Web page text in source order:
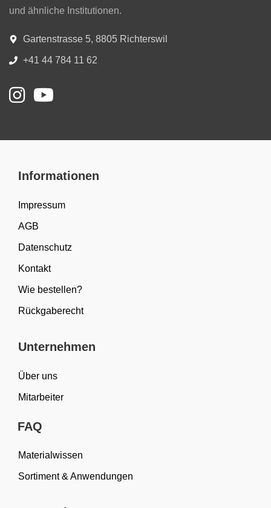
und ähnliche Institutionen.
Gartenstrasse 5, 8805 Richterswil
+41 44 784 11 62
Informationen
Impressum
AGB
Datenschutz
Kontakt
Wie bestellen?
Rückgaberecht
Unternehmen
Über uns
Mitarbeiter
FAQ
Materialwissen
Sortiment & Anwendungen